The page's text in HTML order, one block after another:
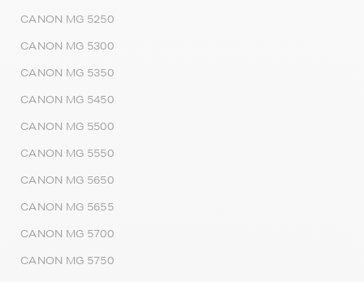
CANON MG 5250
CANON MG 5300
CANON MG 5350
CANON MG 5450
CANON MG 5500
CANON MG 5550
CANON MG 5650
CANON MG 5655
CANON MG 5700
CANON MG 5750